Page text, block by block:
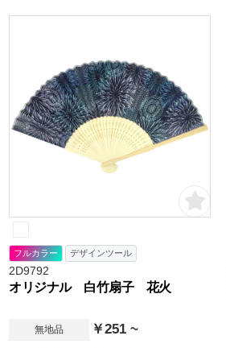
フルカラー デザインツール
2D9792
オリジナル 白竹扇子 花火
無地品 ￥251 ~